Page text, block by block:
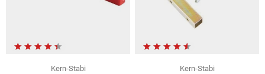
Kern-Stabi
Kern-Stabi